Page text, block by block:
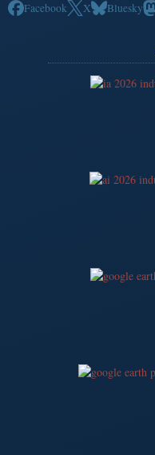
Facebook X Bluesky